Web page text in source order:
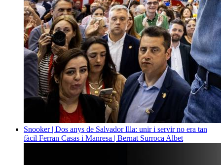
Snooker | Dos anys de Salvador Illa: unir i servir no era tan
fàcil Ferran Casas i Manresa | Bernat Surroca Albet